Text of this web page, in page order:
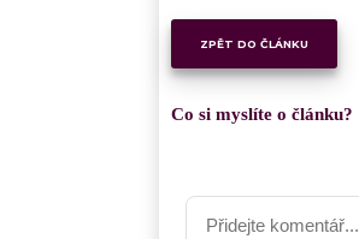
ZPĚT DO ČLÁNKU
Co si myslíte o článku?